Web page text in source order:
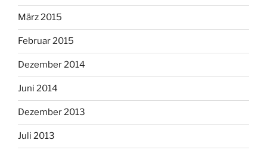
März 2015
Februar 2015
Dezember 2014
Juni 2014
Dezember 2013
Juli 2013